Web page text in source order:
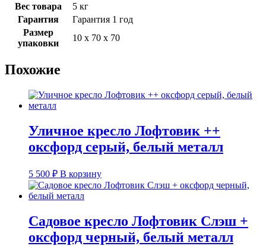
Вес товара
5 кг
Гарантия
Гарантия 1 год
Размер
упаковки
10 х 70 х 70
Похожие
Уличное кресло Лофтовик ++
оксфорд серый, белый металл
5 500 ₽ В корзину
Садовое кресло Лофтовик Слэш +
оксфорд черный, белый металл